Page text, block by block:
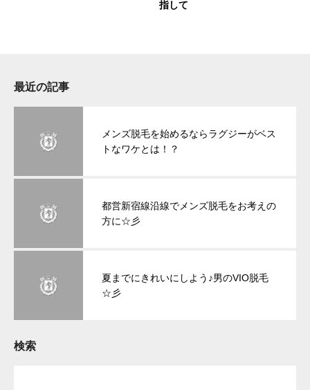
指して
最近の記事
メンズ脱毛を始めるならラグジーがベス
トなワケとは！？
都営新宿線沿線でメンズ脱毛をお考えの
方に☆彡
夏までにきれいにしよう♪男のVIO脱毛
☆彡
検索